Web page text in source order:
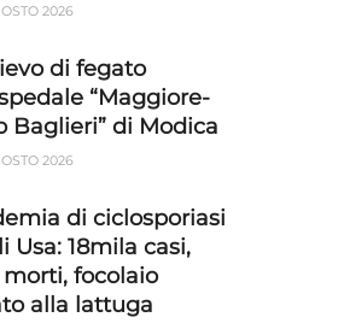
2026
di fegato
“Maggiore-
Baglieri” di Modica
2026
di ciclosporiasi
Usa: 18mila casi,
focolaio
alla lattuga